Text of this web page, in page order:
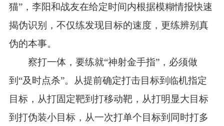
猫”，李阳和战友在给定时间内根据模糊情报快速
揭伪识别，不仅练发现目标的速度，更练辨别真
伪的本事。
察打一体，要练就“神射金手指”，必须做
到“及时点杀”。从提前确定打击目标到临机指定
目标，从打固定靶到打移动靶，从打明显大目标
到打伪装小目标，从一次打单个目标到同时打多